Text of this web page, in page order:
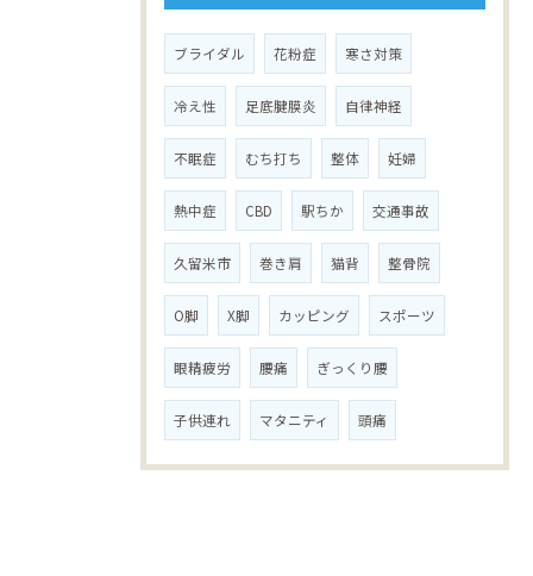
ブライダル 花粉症 寒さ対策
冷え性 足底腱膜炎 自律神経
不眠症 むち打ち 整体 妊婦
熱中症 CBD 駅ちか 交通事故
久留米市 巻き肩 猫背 整骨院
O脚 X脚 カッピング スポーツ
眼精疲労 腰痛 ぎっくり腰
子供連れ マタニティ 頭痛